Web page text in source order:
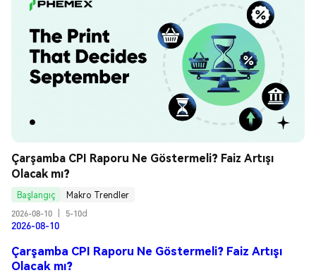
Çarşamba CPI Raporu Ne Göstermeli? Faiz Artışı
Olacak mı?
Başlangıç
Makro Trendler
2026-08-10
5-10d
2026-08-10
Çarşamba CPI Raporu Ne Göstermeli? Faiz Artışı
Olacak mı?